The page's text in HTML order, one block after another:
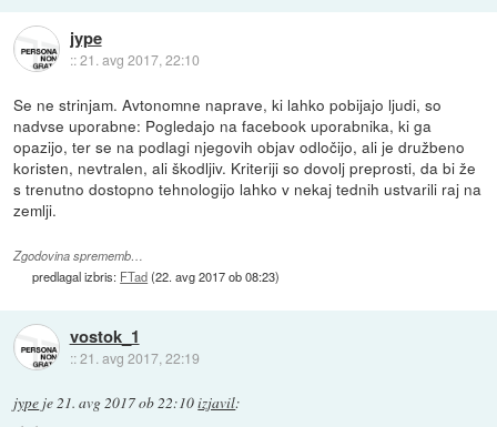
jype
::21. avg 2017, 22:10
Se ne strinjam. Avtonomne naprave, ki lahko pobijajo ljudi, so
nadvse uporabne: Pogledajo na facebook uporabnika, ki ga
opazijo, ter se na podlagi njegovih objav odločijo, ali je družbeno
koristen, nevtralen, ali škodljiv. Kriteriji so dovolj preprosti, da bi že
s trenutno dostopno tehnologijo lahko v nekaj tednih ustvarili raj na
zemlji.
Zgodovina sprememb…
predlagal izbris: FTad(22. avg 2017 ob 08:23)
vostok_1
::21. avg 2017, 22:19
jype je21. avg 2017 ob 22:10izjavil: